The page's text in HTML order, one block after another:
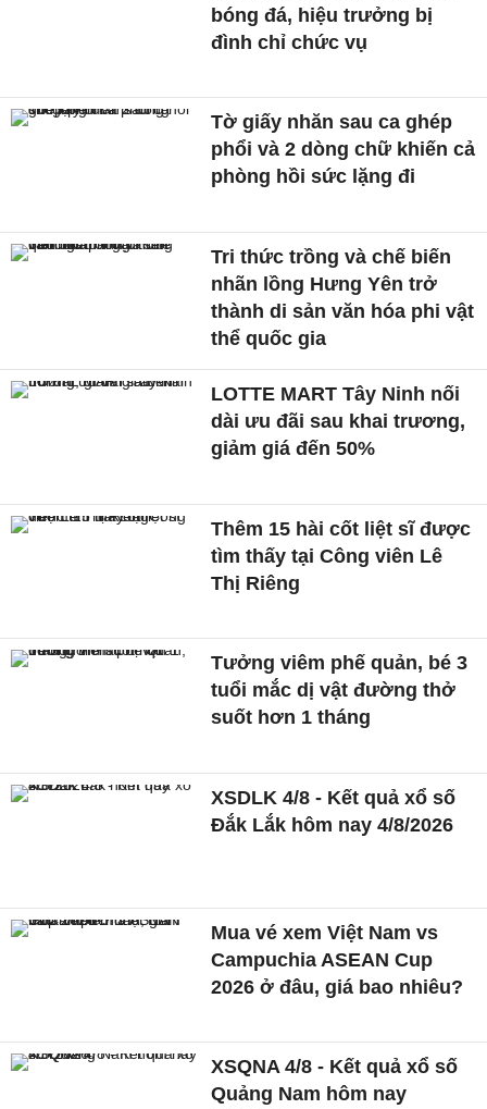
bóng đá, hiệu trưởng bị
đình chỉ chức vụ
Tờ giấy nhăn sau ca ghép
phổi và 2 dòng chữ khiến cả
phòng hồi sức lặng đi
Tri thức trồng và chế biến
nhãn lồng Hưng Yên trở
thành di sản văn hóa phi vật
thể quốc gia
LOTTE MART Tây Ninh nối
dài ưu đãi sau khai trương,
giảm giá đến 50%
Thêm 15 hài cốt liệt sĩ được
tìm thấy tại Công viên Lê
Thị Riêng
Tưởng viêm phế quản, bé 3
tuổi mắc dị vật đường thở
suốt hơn 1 tháng
XSDLK 4/8 - Kết quả xổ số
Đắk Lắk hôm nay 4/8/2026
Mua vé xem Việt Nam vs
Campuchia ASEAN Cup
2026 ở đâu, giá bao nhiêu?
XSQNA 4/8 - Kết quả xổ số
Quảng Nam hôm nay